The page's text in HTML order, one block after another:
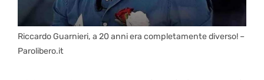
Riccardo Guarnieri, a 20 anni era completamente diverso! –
Parolibero.it